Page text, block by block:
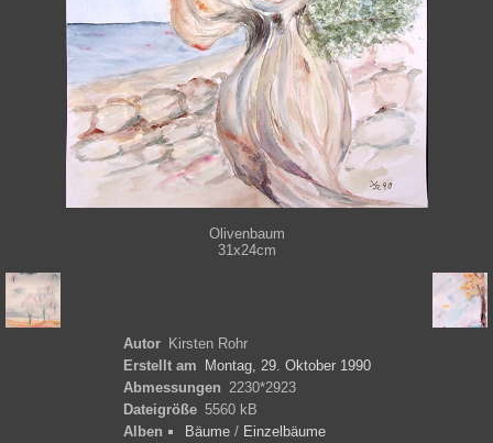
Olivenbaum
31x24cm
Autor Kirsten Rohr
Erstellt am
Montag, 29. Oktober 1990
Abmessungen 2230*2923
Dateigröße 5560 kB
Alben
Bäume/ Einzelbäume